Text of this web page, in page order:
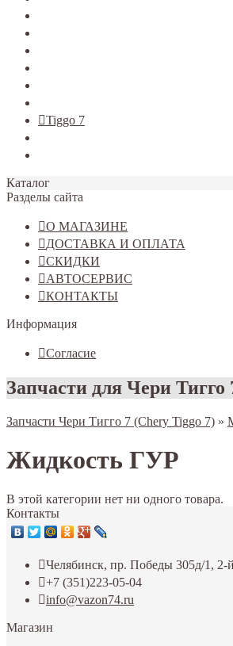
Tiggo 7
Каталог
Разделы сайта
О МАГАЗИНЕ
ДОСТАВКА И ОПЛАТА
СКИДКИ
АВТОСЕРВИС
КОНТАКТЫ
Информация
Согласие
Запчасти для Чери Тигго
Запчасти Чери Тигго 7 (Chery Tiggo 7) »
Жидкость ГУР
В этой категории нет ни одного товара.
Контакты
Челябинск, пр. Победы 305д/1, 2-
+7 (351)223-05-04
info@vazon74.ru
Магазин